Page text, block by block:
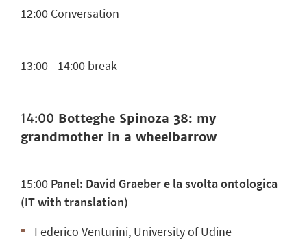
12:00 Conversation
13:00 - 14:00 break
14:00 Botteghe Spinoza 38: my
grandmother in a wheelbarrow
15:00 Panel: David Graeber e la svolta ontologica
(IT with translation)
Federico Venturini, University of Udine